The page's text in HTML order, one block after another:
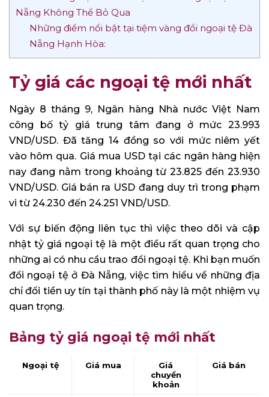
Nẵng Không Thể Bỏ Qua
Những điểm nổi bật tại tiệm vàng đổi ngoại tệ Đà
Nẵng Hạnh Hòa:
Tỷ giá các ngoại tệ mới nhất
Ngày 8 tháng 9, Ngân hàng Nhà nước Việt Nam
công bố tỷ giá trung tâm đang ở mức 23.993
VND/USD. Đã tăng 14 đồng so với mức niêm yết
vào hôm qua. Giá mua USD tại các ngân hàng hiện
nay đang nằm trong khoảng từ 23.825 đến 23.930
VND/USD. Giá bán ra USD đang duy trì trong phạm
vi từ 24.230 đến 24.251 VND/USD.
Với sự biến động liên tục thì việc theo dõi và cập
nhật tỷ giá ngoại tệ là một điều rất quan trọng cho
những ai có nhu cầu trao đổi ngoại tệ. Khi bạn muốn
đổi ngoại tệ ở Đà Nẵng, việc tìm hiểu về những địa
chỉ đổi tiền uy tín tại thành phố này là một nhiệm vụ
quan trọng.
Bảng tỷ giá ngoại tệ mới nhất
Ngoại tệ Giá mua
Giá
chuyển
khoản
Giá bán